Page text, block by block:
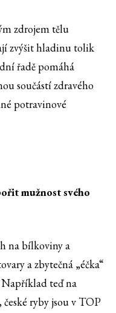
zdrojem tělu
zvýšit hladinu tolik
řadě pomáhá
součástí zdravého
potravinové
mužnost svého
na bílkoviny a
a zbytečná „éčka“
teď na
ryby jsou v TOP